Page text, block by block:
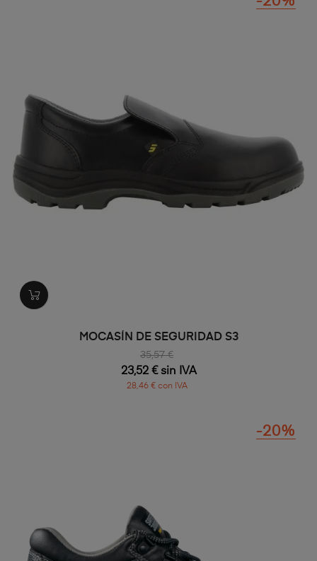
MOCASÍN DE SEGURIDAD S3
35,57 €
23,52 € sin IVA
28,46 € con IVA
-20%